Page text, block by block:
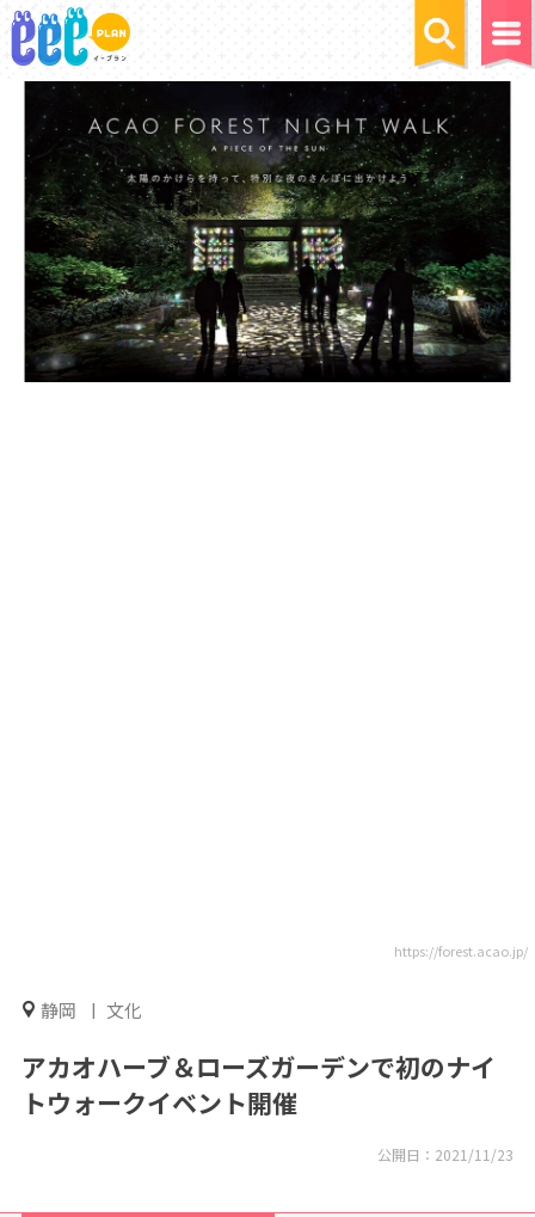
https://forest.acao.jp/
静岡 文化
アカオハーブ＆ローズガーデンで初のナイ
トウォークイベント開催
公開日： 2021/11/23